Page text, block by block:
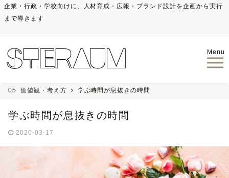
企業・行政・学校向けに、人材育成・広報・ブランド設計を企画から実行
まで導きます
Menu
05_価値観・考え方 学ぶ時間が息抜きの時間
学ぶ時間が息抜きの時間
2020-03-17